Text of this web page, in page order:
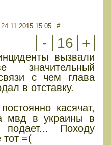
24.11.2015 15:05 #
- 16 +
вызвали
значительный
с чем глава
в отставку.
касячат,
мвд в украины в
подает... Походу
тот =(